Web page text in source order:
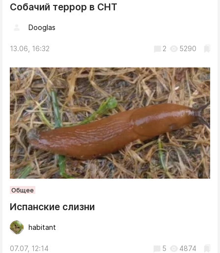
Собачий террор в СНТ
Dooglas
13.06, 16:32 2 5290
Общее
Испанские слизни
habitant
07.07, 12:14 5 4874